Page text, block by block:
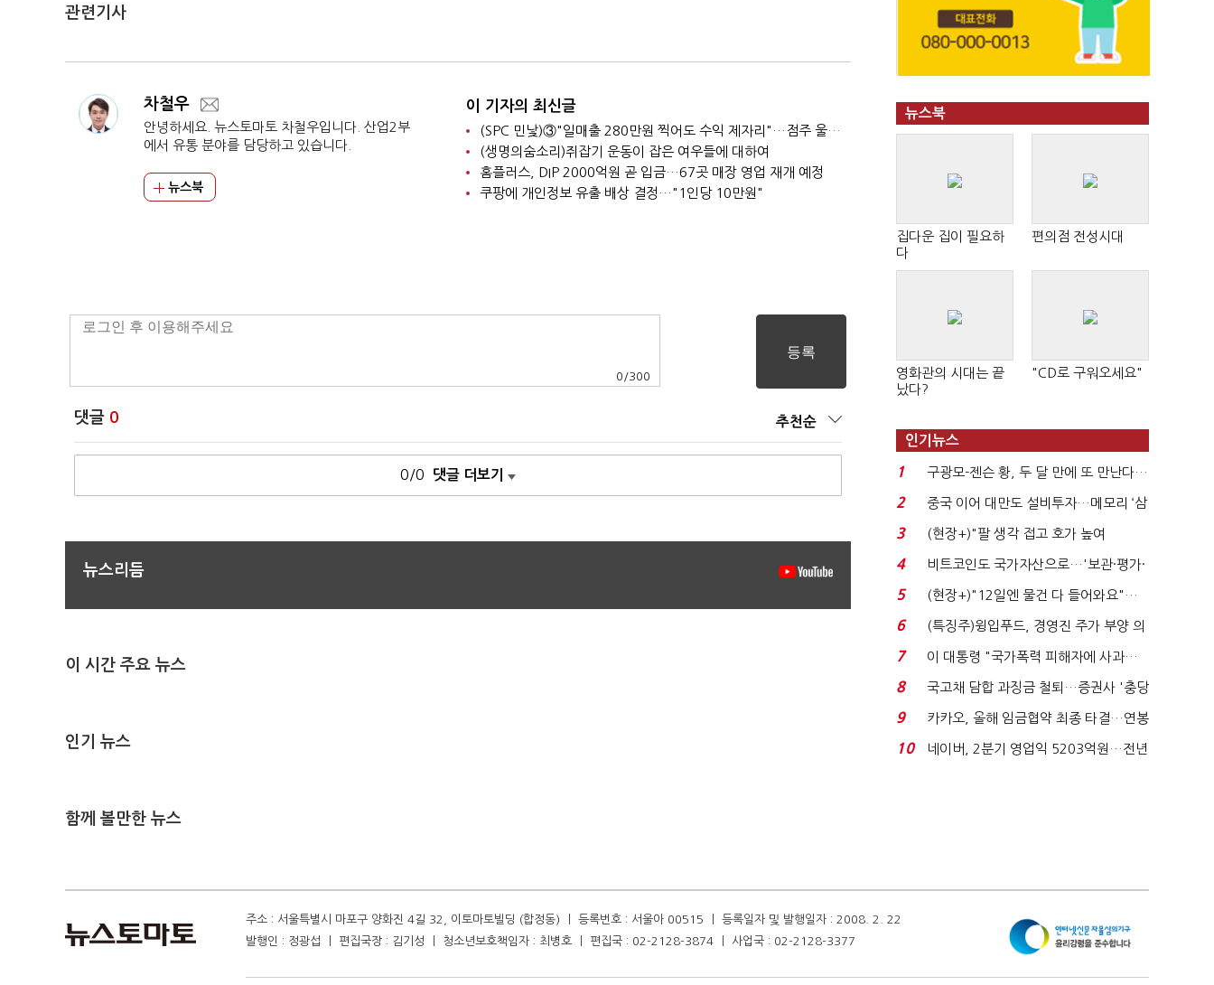
관련기사
차철우
안녕하세요. 뉴스토마토 차철우입니다. 산업2부
에서 유통 분야를 담당하고 있습니다.
뉴스북
이 기자의 최신글
(SPC 민낯)③"일매출 280만원 찍어도 수익 제자리"…점주 울리는 '상시 할인'
(생명의숨소리)쥐잡기 운동이 잡은 여우들에 대하여
홈플러스, DIP 2000억원 곧 입금…67곳 매장 영업 재개 예정
쿠팡에 개인정보 유출 배상 결정…"1인당 10만원"
0 /300
댓글 0 추천순
0/0 댓글 더보기
뉴스리듬
이 시간 주요 뉴스
인기 뉴스
함께 볼만한 뉴스
뉴스북
집다운 집이 필요하
다
편의점 전성시대
영화관의 시대는 끝
났다?
"CD로 구워오세요"
인기뉴스
1
구광모-젠슨 황, 두 달 만에 또 만난다…
로봇·AI 등 논...
2
중국 이어 대만도 설비투자…메모리 ‘삼
국전쟁’
3
(현장+)"팔 생각 접고 호가 높여
요"…'덜 똘똘한 한 채' 20...
4
비트코인도 국가자산으로…'보관·평가·
처분' 기준은 ...
5
(현장+)"12일엔 물건 다 들어와요"…
빈 매대 채우며 문 연 ...
6
(특징주)윙입푸드, 경영진 주가 부양 의
지에 상한가...
7
이 대통령 "국가폭력 피해자에 사과…
적극적 조사로 진...
8
국고채 담합 과징금 철퇴…증권사 '충당
금 폭탄' 우려...
9
카카오, 올해 임금협약 최종 타결…연봉
6.3% 인상·격려...
10
네이버, 2분기 영업익 5203억원…전년
주소 : 서울특별시 마포구 양화진 4길 32, 이토마토빌딩 (합정동) ㅣ 등록번호 : 서울아 00515 ㅣ 등록일자 및 발행일자 : 2008. 2. 22
발행인 : 정광섭 ㅣ 편집국장 : 김기성 ㅣ 청소년보호책임자 : 최병호 ㅣ 편집국 : 02-2128-3874 ㅣ 사업국 : 02-2128-3377